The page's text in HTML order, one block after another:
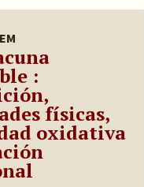
:
físicas,
oxidativa